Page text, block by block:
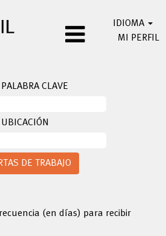
IDIOMA
MI PERFIL
CLAVE
(en días) para recibir